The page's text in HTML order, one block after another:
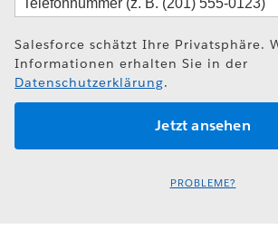
Salesforce schätzt Ihre Privatsphäre.
Informationen erhalten Sie in der
Datenschutzerklärung.
PROBLEME?